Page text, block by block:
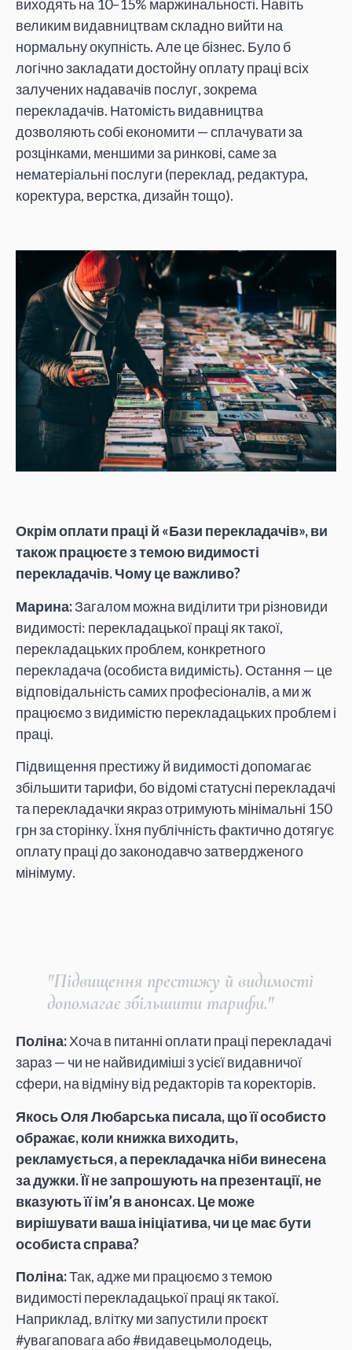
виходять на 10–15% маржинальності. Навіть
великим видавництвам складно вийти на
нормальну окупність. Але це бізнес. Було б
логічно закладати достойну оплату праці всіх
залучених надавачів послуг, зокрема
перекладачів. Натомість видавництва
дозволяють собі економити — сплачувати за
розцінками, меншими за ринкові, саме за
нематеріальні послуги (переклад, редактура,
коректура, верстка, дизайн тощо).
Окрім оплати праці й «Бази перекладачів», ви
також працюєте з темою видимості
перекладачів. Чому це важливо?
Марина:Загалом можна виділити три різновиди
видимості: перекладацької праці як такої,
перекладацьких проблем, конкретного
перекладача (особиста видимість). Остання — це
відповідальність самих професіоналів, а ми ж
працюємо з видимістю перекладацьких проблем і
праці.
Підвищення престижу й видимості допомагає
збільшити тарифи, бо відомі статусні перекладачі
та перекладачки якраз отримують мінімальні 150
грн за сторінку. Їхня публічність фактично дотягує
оплату праці до законодавчо затвердженого
мінімуму.
"Підвищення престижу й видимості
допомагає збільшити тарифи."
Поліна:Хоча в питанні оплати праці перекладачі
зараз — чи не найвидиміші з усієї видавничої
сфери, на відміну від редакторів та коректорів.
Якось Оля Любарська писала, що її особисто
ображає, коли книжка виходить,
рекламується, а перекладачка ніби винесена
за дужки. Її не запрошують на презентації, не
вказують її ім’я в анонсах. Це може
вирішувати ваша ініціатива, чи це має бути
особиста справа?
Поліна:Так, адже ми працюємо з темою
видимості перекладацької праці як такої.
Наприклад, влітку ми запустили проєкт
#увагаповага або #видавецьмолодець,